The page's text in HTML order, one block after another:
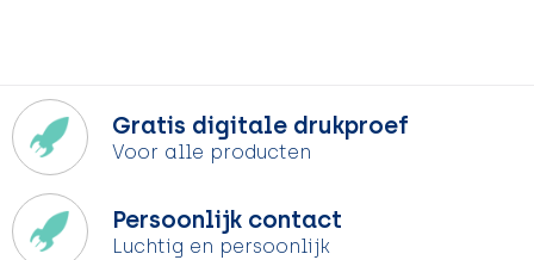
Gratis digitale drukproef
Voor alle producten
Persoonlijk contact
Luchtig en persoonlijk